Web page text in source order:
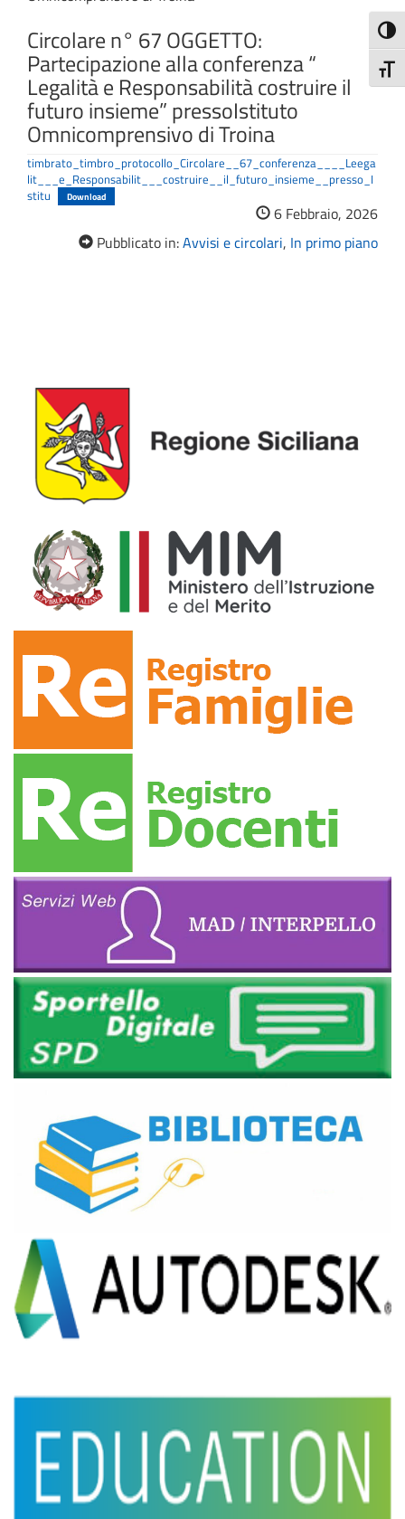
Circolare n° 67 OGGETTO:
Partecipazione alla conferenza “
Legalità e Responsabilità costruire il
futuro insieme” pressoIstituto
Omnicomprensivo di Troina
timbrato_timbro_protocollo_Circolare__67_conferenza____Leega
lit___e_Responsabilit___costruire__il_futuro_insieme__presso_I
stitu
Download
6 Febbraio, 2026
Pubblicato in:Avvisi e circolari, In primo piano